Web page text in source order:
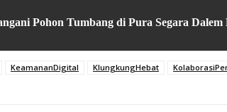
Pohon Tumbang di Pura Segara Dalem
KeamananDigital KlungkungHebat